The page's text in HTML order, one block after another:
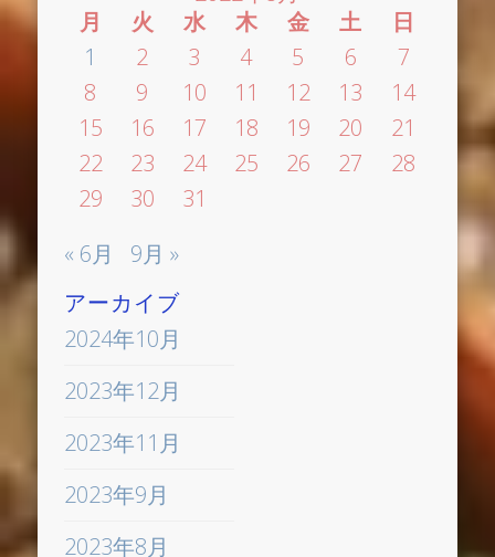
月
火 水 木 金 土
日
1
2 3 4 5 6
7
8
9 10 11 12 13
14
15
16 17 18 19 20
21
22
23 24 25 26 27
28
29
30
31
« 6月
9月 »
アーカイブ
2024年10月
2023年12月
2023年11月
2023年9月
2023年8月